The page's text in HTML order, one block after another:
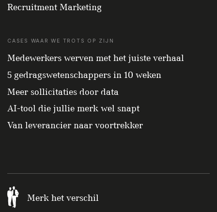
Recruitment Marketing
CASES WAAR WE TROTS OP ZIJN
Medewerkers werven met het juiste verhaal
5 gedragswetenschappers in 10 weken
Meer sollicitaties door data
AI-tool die jullie merk wel snapt
Van leverancier naar voortrekker
Merk het verschil